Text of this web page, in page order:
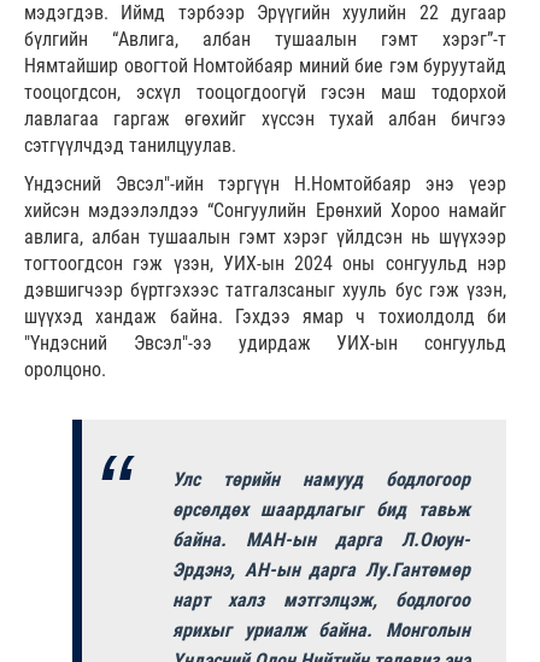
мэдэгдэв. Иймд тэрбээр Эрүүгийн хуулийн 22 дугаар
бүлгийн “Авлига, албан тушаалын гэмт хэрэг”-т
Нямтайшир овогтой Номтойбаяр миний бие гэм буруутайд
тооцогдсон, эсхүл тооцогдоогүй гэсэн маш тодорхой
лавлагаа гаргаж өгөхийг хүссэн тухай албан бичгээ
сэтгүүлчдэд танилцуулав.
Үндэсний Эвсэл"-ийн тэргүүн Н.Номтойбаяр энэ үеэр
хийсэн мэдээлэлдээ “Сонгуулийн Ерөнхий Хороо намайг
авлига, албан тушаалын гэмт хэрэг үйлдсэн нь шүүхээр
тогтоогдсон гэж үзэн, УИХ-ын 2024 оны сонгуульд нэр
дэвшигчээр бүртгэхээс татгалзсаныг хууль бус гэж үзэн,
шүүхэд хандаж байна. Гэхдээ ямар ч тохиолдолд би
"Үндэсний Эвсэл"-ээ удирдаж УИХ-ын сонгуульд
оролцоно.
Улс төрийн намууд бодлогоор
өрсөлдөх шаардлагыг бид тавьж
байна. МАН-ын дарга Л.Оюун-
Эрдэнэ, АН-ын дарга Лу.Гантөмөр
нарт халз мэтгэлцэж, бодлогоо
ярихыг уриалж байна. Монголын